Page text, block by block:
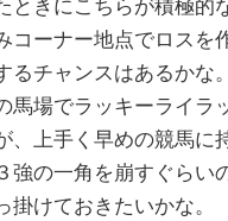
ときにこちらが積極的
コーナー地点でロスを
るチャンスはあるかな
馬場でラッキーライラ
、上手く早めの競馬に
強の一角を崩すぐらい
掛けておきたいかな。